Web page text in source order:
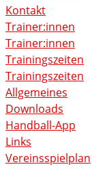
Kontakt
Trainer:innen
Trainer:innen
Trainingszeiten
Trainingszeiten
Allgemeines
Downloads
Handball-App
Links
Vereinsspielplan